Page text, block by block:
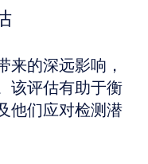
来的深远影响，
该评估有助于衡
他们应对检测潜